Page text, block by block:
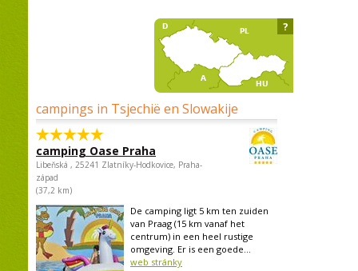
campings in Tsjechië en Slowakije
camping Oase Praha
Libeňská , 25241 Zlatníky-Hodkovice, Praha-
západ
(37,2 km)
De camping ligt 5 km ten zuiden
van Praag (15 km vanaf het
centrum) in een heel rustige
omgeving. Er is een goede...
web stránky
?